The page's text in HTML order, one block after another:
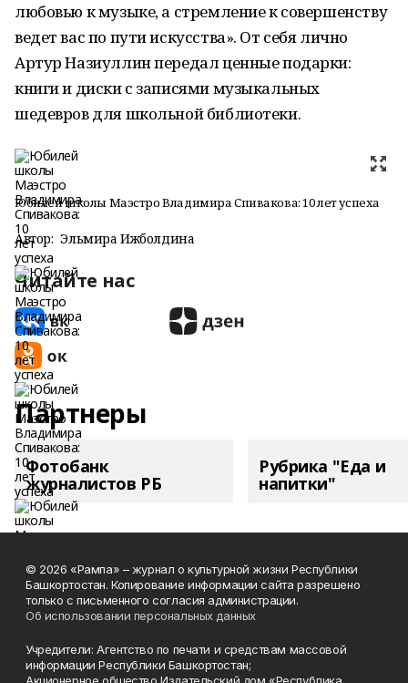
любовью к музыке, а стремление к совершенству
ведет вас по пути искусства». От себя лично
Артур Назиуллин передал ценные подарки:
книги и диски с записями музыкальных
шедевров для школьной библиотеки.
Юбилей школы Маэстро Владимира Спивакова: 10 лет успеха
Автор: Эльмира Ижболдина
Читайте нас
Партнеры
Фотобанк
журналистов РБ
Рубрика "Еда и
напитки"
© 2026 «Рампа» – журнал о культурной жизни Республики
Башкортостан. Копирование информации сайта разрешено
только с письменного согласия администрации.
Об использовании персональных данных
Учредители: Агентство по печати и средствам массовой
информации Республики Башкортостан;